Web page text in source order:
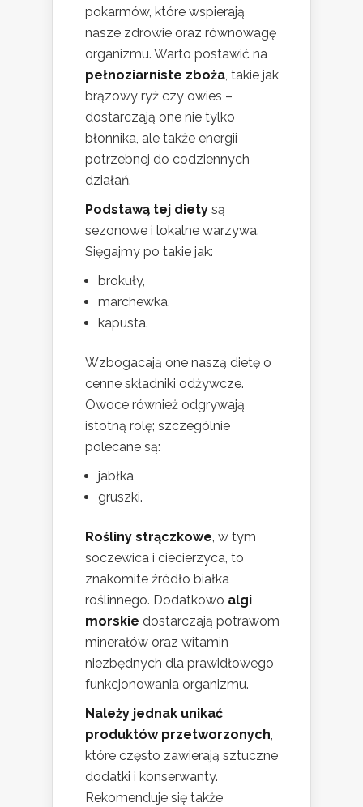
pokarmów, które wspierają
nasze zdrowie oraz równowagę
organizmu. Warto postawić na
pełnoziarniste zboża, takie jak
brązowy ryż czy owies –
dostarczają one nie tylko
błonnika, ale także energii
potrzebnej do codziennych
działań.
Podstawą tej diety są
sezonowe i lokalne warzywa.
Sięgajmy po takie jak:
brokuły,
marchewka,
kapusta.
Wzbogacają one naszą dietę o
cenne składniki odżywcze.
Owoce również odgrywają
istotną rolę; szczególnie
polecane są:
jabłka,
gruszki.
Rośliny strączkowe, w tym
soczewica i ciecierzyca, to
znakomite źródło białka
roślinnego. Dodatkowo algi
morskie dostarczają potrawom
minerałów oraz witamin
niezbędnych dla prawidłowego
funkcjonowania organizmu.
Należy jednak unikać
produktów przetworzonych,
które często zawierają sztuczne
dodatki i konserwanty.
Rekomenduje się także